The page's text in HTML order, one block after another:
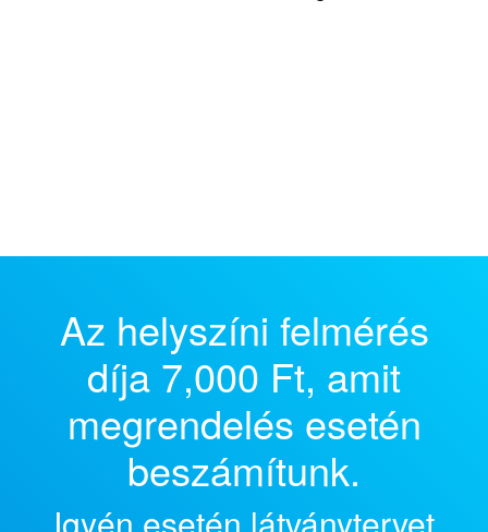
Az helyszíni felmérés
díja 7,000 Ft, amit
megrendelés esetén
beszámítunk.